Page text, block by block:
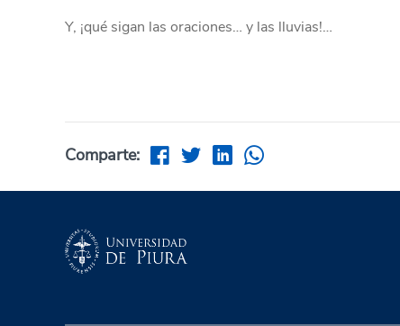
Y, ¡qué sigan las oraciones… y las lluvias!…
Comparte: